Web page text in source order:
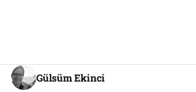
Gülsüm Ekinci